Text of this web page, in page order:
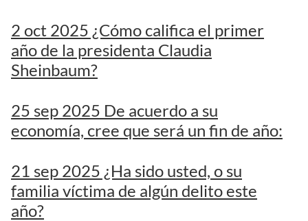
2 oct 2025 ¿Cómo califica el primer
año de la presidenta Claudia
Sheinbaum?
25 sep 2025 De acuerdo a su
economía, cree que será un fin de año:
21 sep 2025 ¿Ha sido usted, o su
familia víctima de algún delito este
año?